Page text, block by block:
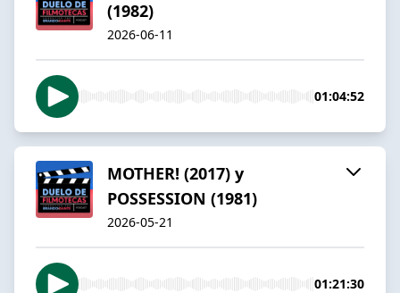
(1982)
2026-06-11
01:04:52
MOTHER! (2017) y
POSSESSION (1981)
2026-05-21
01:21:30